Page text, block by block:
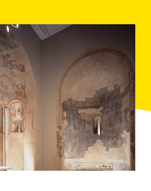
o passejar pelcentre històric